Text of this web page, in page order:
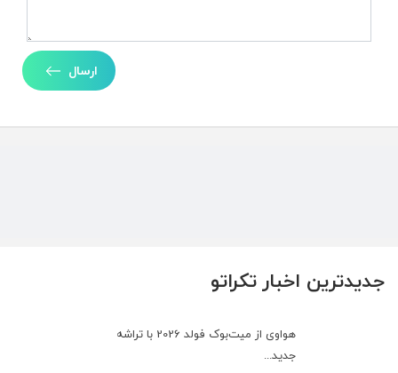
جدیدترین اخبار تکراتو
هواوی از میت‌بوک فولد 2026 با تراشه
جدید...
ارسال